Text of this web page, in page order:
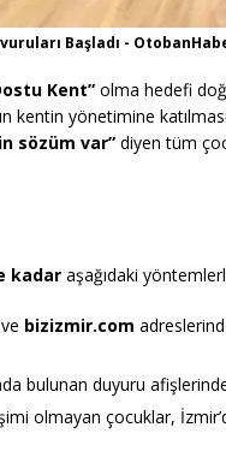
Başladı -
Kent” olma hedefi
kentin yönetimine
sözüm var” diyen tüm
kadar aşağıdaki
ve bizizmir.com
bulunan duyuru
olmayan çocuklar,